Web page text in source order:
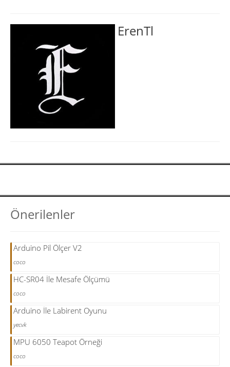
ErenTl
Önerilenler
Arduino Pil Ölçer V2
coco
HC-SR04 İle Mesafe Ölçümü
coco
Arduino İle Labirent Oyunu
yecvk
MPU 6050 Teapot Örneği
coco